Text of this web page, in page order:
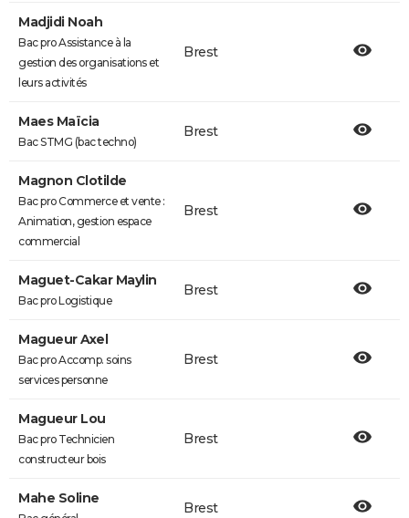
Madjidi Noah
Bac pro Assistance à la
gestion des organisations et
leurs activités
Brest
Maes Maïcia
Bac STMG (bac techno)
Brest
Magnon Clotilde
Bac pro Commerce et vente :
Animation, gestion espace
commercial
Brest
Maguet-Cakar Maylin
Bac pro Logistique
Brest
Magueur Axel
Bac pro Accomp. soins
services personne
Brest
Magueur Lou
Bac pro Technicien
constructeur bois
Brest
Mahe Soline
Brest